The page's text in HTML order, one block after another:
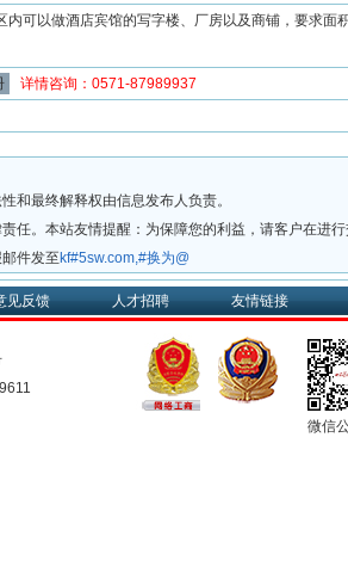
可以做酒店宾馆的写字楼、厂房以及商铺，要求面
详情咨询：0571-87989937
和最终解释权由信息发布人负责。
。本站友情提醒：为保障您的利益，请客户在进行
件发至 kf#5sw.com,#换为@
见反馈 人才招聘 友情链接
微信